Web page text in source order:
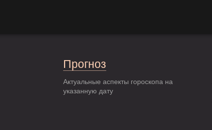
Прогноз
Актуальные аспекты гороскопа на
указанную дату